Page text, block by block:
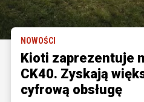
NOWOŚCI
Kioti zaprezentuje
CK40. Zyskają
cyfrową obsługę